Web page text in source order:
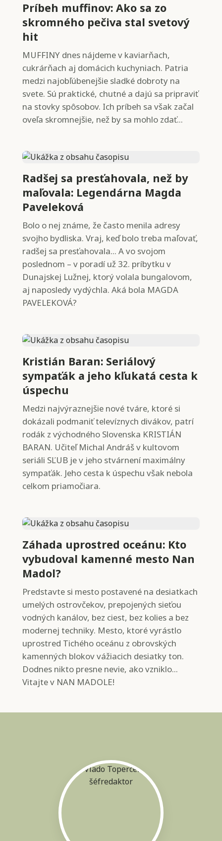
Príbeh muffinov: Ako sa zo
skromného pečiva stal svetový
hit
MUFFINY dnes nájdeme v kaviarňach,
cukrárňach aj domácich kuchyniach. Patria
medzi najobľúbenejšie sladké dobroty na
svete. Sú praktické, chutné a dajú sa pripraviť
na stovky spôsobov. Ich príbeh sa však začal
oveľa skromnejšie, než by sa mohlo zdať...
Radšej sa presťahovala, než by
maľovala: Legendárna Magda
Paveleková
Bolo o nej známe, že často menila adresy
svojho bydliska. Vraj, keď bolo treba maľovať,
radšej sa presťahovala... A vo svojom
poslednom – v poradí už 32. príbytku v
Dunajskej Lužnej, ktorý volala bungalovom,
aj naposledy vydýchla. Aká bola MAGDA
PAVELEKOVÁ?
Kristián Baran: Seriálový
sympaťák a jeho kľukatá cesta k
úspechu
Medzi najvýraznejšie nové tváre, ktoré si
dokázali podmaniť televíznych divákov, patrí
rodák z východného Slovenska KRISTIÁN
BARAN. Učiteľ Michal Andráš v kultovom
seriáli SĽUB je v jeho stvárnení maximálny
sympaťák. Jeho cesta k úspechu však nebola
celkom priamočiara.
Záhada uprostred oceánu: Kto
vybudoval kamenné mesto Nan
Madol?
Predstavte si mesto postavené na desiatkach
umelých ostrovčekov, prepojených sieťou
vodných kanálov, bez ciest, bez kolies a bez
modernej techniky. Mesto, ktoré vyrástlo
uprostred Tichého oceánu z obrovských
kamenných blokov vážiacich desiatky ton.
Dodnes nikto presne nevie, ako vzniklo...
Vitajte v NAN MADOLE!